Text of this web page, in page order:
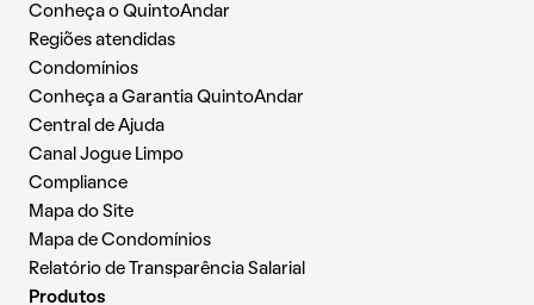
Conheça o QuintoAndar
Regiões atendidas
Condomínios
Conheça a Garantia QuintoAndar
Central de Ajuda
Canal Jogue Limpo
Compliance
Mapa do Site
Mapa de Condomínios
Relatório de Transparência Salarial
Produtos